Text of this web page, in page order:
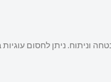
וניתוח. ניתן לחסום